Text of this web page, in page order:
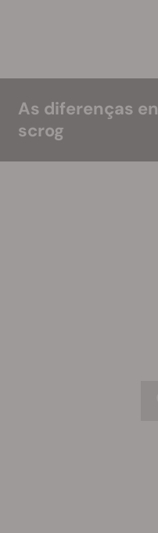
As diferenças
scrog